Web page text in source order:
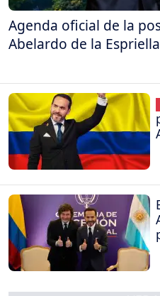
Agenda oficial de la
Abelardo de la Espriella